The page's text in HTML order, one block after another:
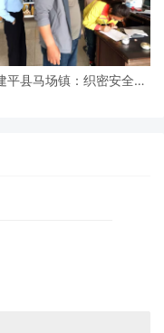
平县马场镇：织密安全防